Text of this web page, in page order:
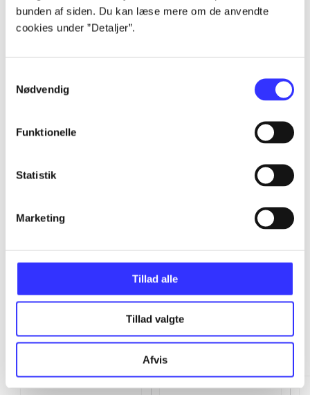
bunden af siden. Du kan læse mere om de anvendte
cookies under ”Detaljer”.
Nødvendig
Funktionelle
Statistik
Marketing
Tillad alle
Tillad valgte
Afvis
Alle registrerede artikler fordelt på udgivelser
Minder om